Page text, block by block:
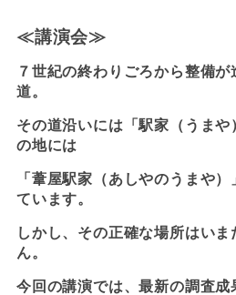
≪講演会≫
７世紀の終わりごろから整備
道。
その道沿いには「駅家（うま
の地には
「葦屋駅家（あしやのうまや
ています。
しかし、その正確な場所はい
ん。
今回の講演では、最新の調査成